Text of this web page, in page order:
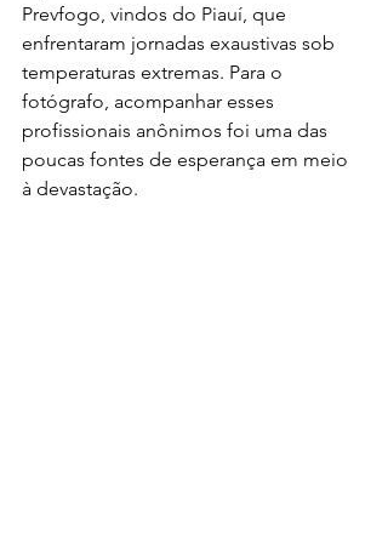
Prevfogo, vindos do Piauí, que
enfrentaram jornadas exaustivas sob
temperaturas extremas. Para o
fotógrafo, acompanhar esses
profissionais anônimos foi uma das
poucas fontes de esperança em meio
à devastação.